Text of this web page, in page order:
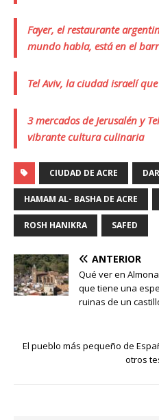
Fayer, el restaurante
mundo habla, está en el
Tel Aviv, la ciudad israelí
3 mercados de Jerusalén y
vibrante cultura culinaria
CIUDAD DE ACRE
HAMAM AL- BASHA DE ACRE
ROSH HANIKRA SAFED
ANTERIOR
Qué ver en
que tiene una
ruinas de un
El pueblo más pequeño de
otros